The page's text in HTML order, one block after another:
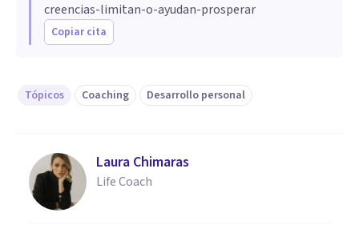
creencias-limitan-o-ayudan-prosperar
Copiar cita
Tópicos Coaching Desarrollo personal
Laura Chimaras
Life Coach